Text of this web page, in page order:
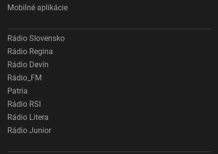
Mobilné aplikácie
Rádio Slovensko
Rádio Regina
Rádio Devín
Rádio_FM
Patria
Rádio RSI
Rádio Litera
Rádio Junior